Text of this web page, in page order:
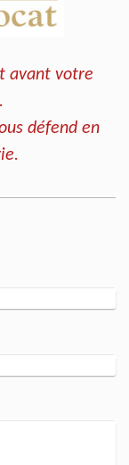
avant votre
défend en